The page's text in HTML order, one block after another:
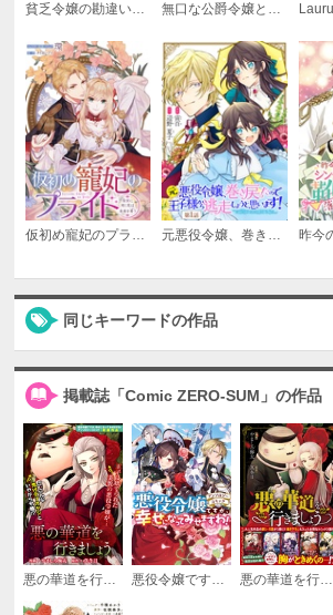
必要ポイント：150
: 8
必要ポイント： 150
: 9
必要ポイント：150
: 10
必要ポイント：150
: 11
必要ポイント：150
貧乏令嬢の勘違い聖女伝 ～お金のために努力してたら、王族ハーレムが出来ていました！？～ 連載版 無口な公爵令嬢と冷徹な皇帝～前世拾った子供が皇帝になっていました～ 連載版
仮初め寵妃のプライド～皇宮に咲く花は未来を希う～ 連載版 元悪役令嬢、巻き戻ったので王子様から逃走しようと思います！【単話版】
同じキーワードの作品
掲載誌「Comic ZERO-SUM」の作品
悪の華道を行きましょう 悪役令嬢ですが、幸せになってみせますわ！ アンソロジーコミック 悪の華道を行きましょう【コミックス版】